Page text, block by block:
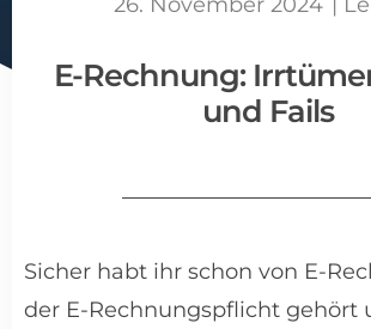
E-Rechnung:
und Fails
Sicher habt ihr schon von E-
der E-Rechnungspflicht gehört